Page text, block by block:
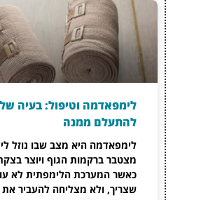
לימפאדמה וטיפול: בעיה
להתעלם ממנה
לימפאדמה היא מצב שבו נוזל
מצטבר ברקמות הגוף ויוצר
כאשר המערכת הלימפתית לא
שצריך, ולא מצליחה להעביר את